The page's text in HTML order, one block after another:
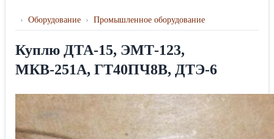
› Оборудование › Промышленное оборудование
Куплю ДТА-15, ЭМТ-123,
МКВ-251А, ГТ40ПЧ8В, ДТЭ-6